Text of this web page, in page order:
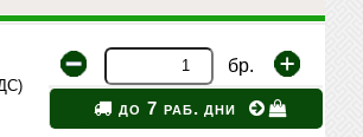
бр.
до 7 раб. дни